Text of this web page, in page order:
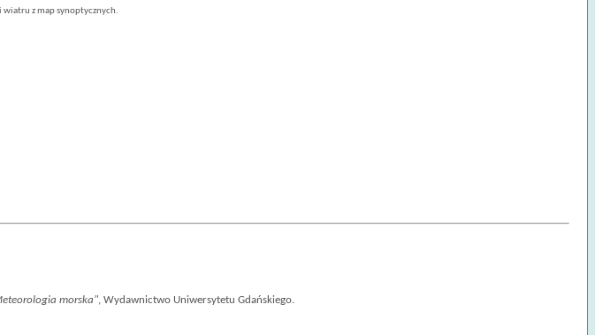
z map synoptycznych.
morska", Wydawnictwo Uniwersytetu Gdańskiego.